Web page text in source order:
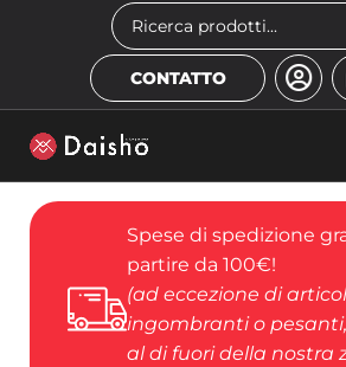
Skip to main content
CONTATTO
Spese di spedizione
partire da 100€!
(ad eccezione di
ingombranti o
al di fuori della nostra